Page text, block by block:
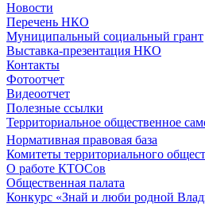
Новости
Перечень НКО
Муниципальный социальный грант
Выставка-презентация НКО
Контакты
Фотоотчет
Видеоотчет
Полезные ссылки
Территориальное общественное
Нормативная правовая база
Комитеты территориального
О работе КТОСов
Общественная палата
Конкурс «Знай и люби родной